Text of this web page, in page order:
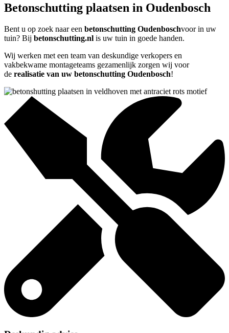
Betonschutting plaatsen in Oudenbosch
Bent u op zoek naar een betonschutting Oudenboschvoor in uw
tuin? Bij betonschutting.nl is uw tuin in goede handen.
Wij werken met een team van deskundige verkopers en
vakbekwame montageteams gezamenlijk zorgen wij voor
de realisatie van uw betonschutting Oudenbosch!